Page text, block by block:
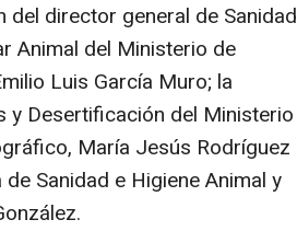
director general de Sanidad
Animal del Ministerio de
Luis García Muro; la
y Desertificación del Ministerio
María Jesús Rodríguez
Sanidad e Higiene Animal y